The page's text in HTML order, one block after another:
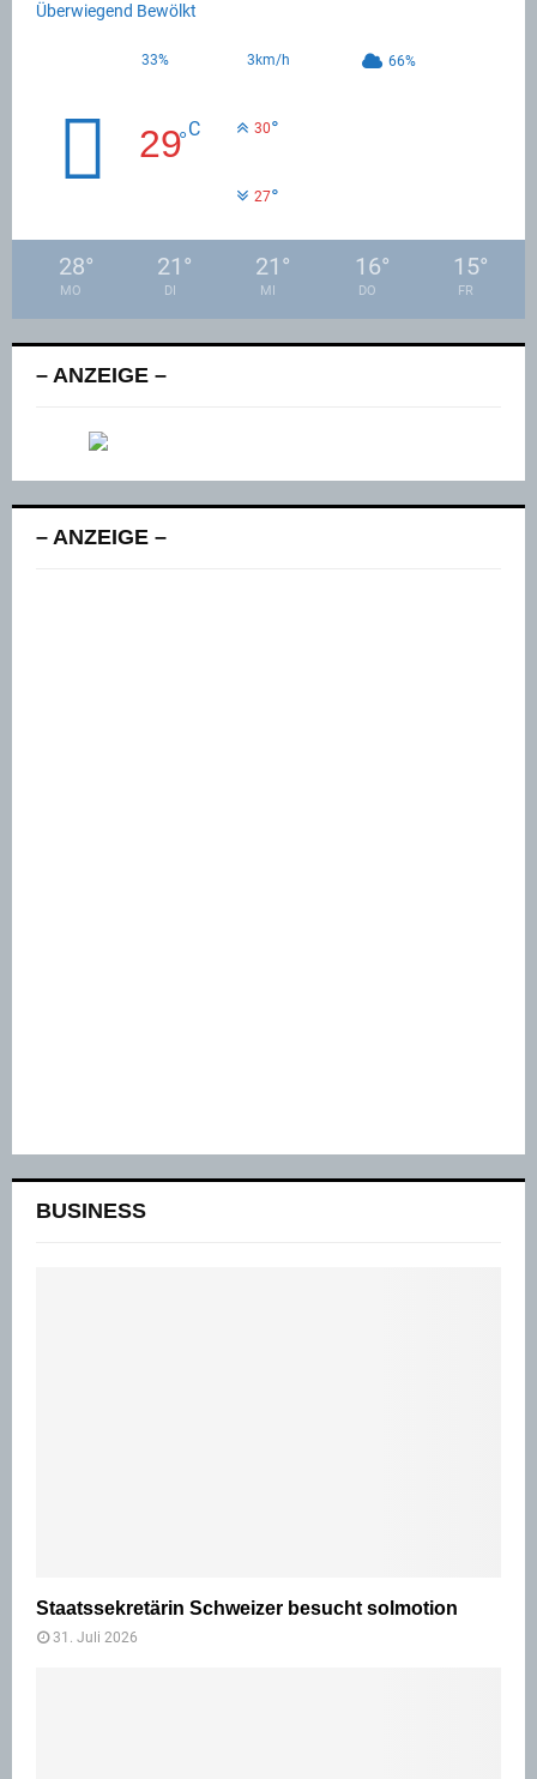
Überwiegend Bewölkt
33% 3km/h 66%
29°C 30°
27°
28°
MO
21 °
DI
21 °
MI
16°
DO
15°
FR
– ANZEIGE –
– ANZEIGE –
BUSINESS
Staatssekretärin Schweizer besucht solmotion
31. Juli 2026